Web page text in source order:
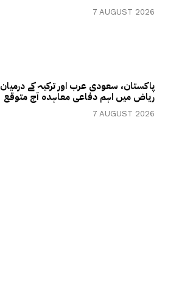
7 AUGUST 2026
پاکستان، سعودی عرب اور ترکیہ کے درمیان
ریاض میں اہم دفاعی معاہدہ آج متوقع
7 AUGUST 2026